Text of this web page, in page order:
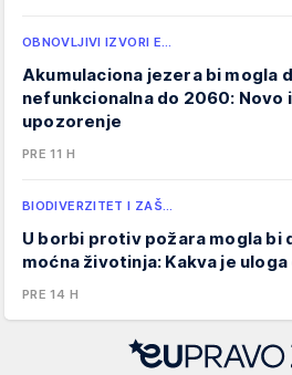
OBNOVLJIVI IZVORI E…
Akumulaciona jezera bi mogla
nefunkcionalna do 2060: Novo
upozorenje
PRE 11 H
BIODIVERZITET I ZAŠ…
U borbi protiv požara mogla bi
moćna životinja: Kakva je
PRE 14 H